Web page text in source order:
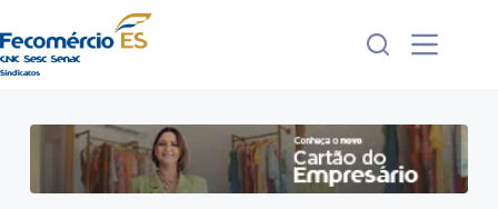
para
o
conteúdo